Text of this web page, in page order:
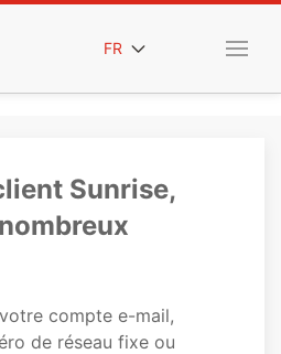
FR
Sunrise,
compte e-mail,
de réseau fixe ou